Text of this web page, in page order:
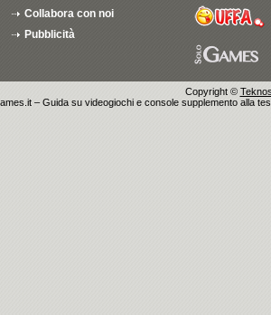
Collabora con noi
Pubblicità
Copyright ©
– Guida su videogiochi e console supplemento alla